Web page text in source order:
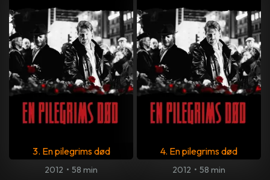
3. En pilegrims død
2012 • 58 min
4. En pilegrims død
2012 • 58 min